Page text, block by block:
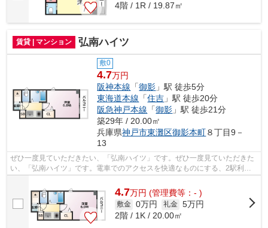
4階 / 1R / 19.87㎡
賃貸 | マンション 弘南ハイツ
敷0
4.7万円
阪神本線 「御影 」駅 徒歩5分
東海道本線 「住吉 」駅 徒歩20分
阪急神戸本線 「御影 」駅 徒歩21分
築29年 / 20.00㎡
兵庫県神戸市東灘区御影本町８丁目9－
13
ぜひ一度見ていただきたい、「弘南ハイツ」です。ぜひ一度見ていただきた
い、「弘南ハイツ」です。電車でのアクセスを快適なものにする、2駅利用
可能な物件です。多くの方にご好評をい...
4.7万円 (管理費等：- )
敷金 0万円 礼金 5万円
2階 / 1K / 20.00㎡